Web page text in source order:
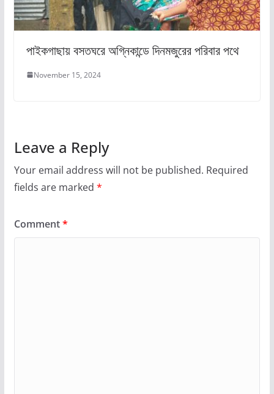
পাইকগাছায় বসতঘরে অগ্নিকান্ডে দিনমজুরের পরিবার পথে
November 15, 2024
Leave a Reply
Your email address will not be published. Required
fields are marked *
Comment*